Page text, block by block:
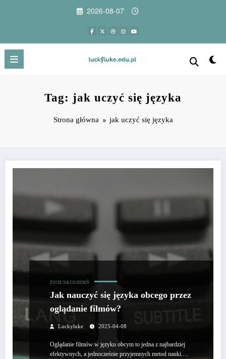
2026-08-07
Tag: jak uczyć się języka
Strona główna jak uczyć się języka
ŻYCIE NA CO DZIEŃ
Jak nauczyć się języka obcego przez
oglądanie filmów?
Luckyluke 2025-04-08
Oglądanie filmów w języku obcym to jedna z najbardziej
efektywnych, a jednocześnie przyjemnych metod nauki.…